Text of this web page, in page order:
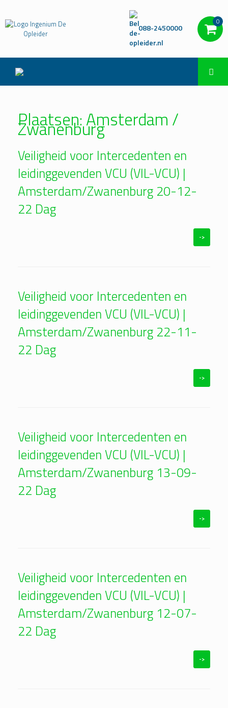
088-2450000
0
Plaatsen: Amsterdam /
Zwanenburg
Veiligheid voor Intercedenten en
leidinggevenden VCU (VIL-VCU) |
Amsterdam/Zwanenburg 20-12-
22 Dag
->
Veiligheid voor Intercedenten en
leidinggevenden VCU (VIL-VCU) |
Amsterdam/Zwanenburg 22-11-
22 Dag
->
Veiligheid voor Intercedenten en
leidinggevenden VCU (VIL-VCU) |
Amsterdam/Zwanenburg 13-09-
22 Dag
->
Veiligheid voor Intercedenten en
leidinggevenden VCU (VIL-VCU) |
Amsterdam/Zwanenburg 12-07-
22 Dag
->